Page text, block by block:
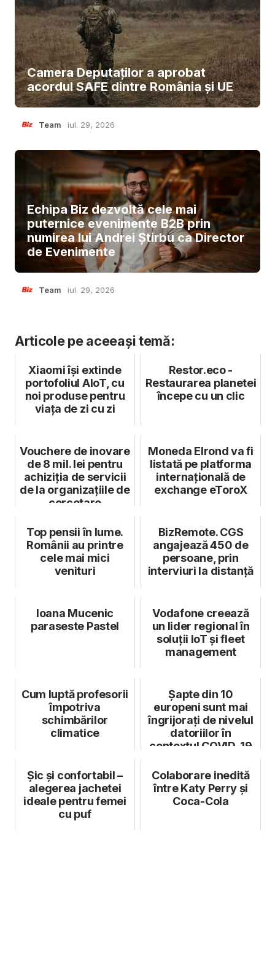
Camera Deputaților a aprobat
acordul SAFE dintre România și UE
Team iul. 29, 2026
Echipa Biz dezvoltă cele mai
puternice evenimente B2B prin
numirea lui Andrei Știrbu ca Director
de Evenimente
Team iul. 29, 2026
Articole pe aceeași temă:
Xiaomi își extinde
portofoliul AIoT, cu
noi produse pentru
viața de zi cu zi
Restor.eco -
Restaurarea planetei
începe cu un clic
Vouchere de inovare
de 8 mil. lei pentru
achiziția de servicii
de la organizațiile de
cercetare
Moneda Elrond va fi
listată pe platforma
internațională de
exchange eToroX
Top pensii în lume.
Românii au printre
cele mai mici
venituri
BizRemote. CGS
angajează 450 de
persoane, prin
interviuri la distanță
Ioana Mucenic
paraseste Pastel
Vodafone creează
un lider regional în
soluții IoT și fleet
management
Cum luptă profesorii
împotriva
schimbărilor
climatice
Șapte din 10
europeni sunt mai
îngrijorați de nivelul
datoriilor în
contextul COVID-19
Șic și confortabil –
alegerea jachetei
ideale pentru femei
cu puf
Colaborare inedită
între Katy Perry și
Coca-Cola